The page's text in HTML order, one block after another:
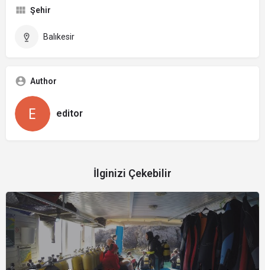
Şehir
Balıkesir
Author
editor
İlginizi Çekebilir